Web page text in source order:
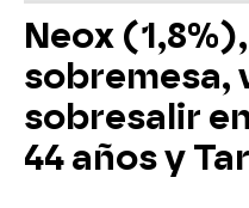
Neox
sobremesa,
sobresalir
44 años y